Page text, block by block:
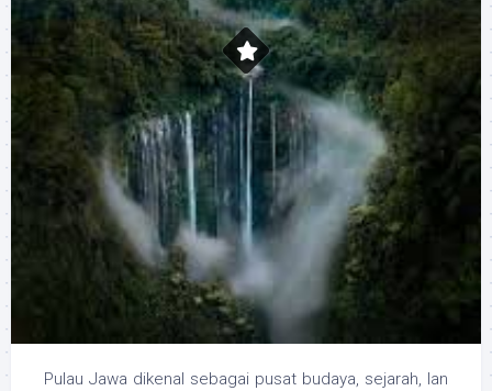
Pulau Jawa dikenal sebagai pusat budaya, sejarah, lan